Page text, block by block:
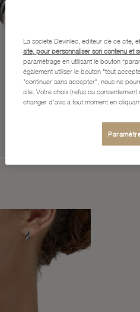
La société Devinlec, éditeur de ce site, et
site, pour personnaliser son contenu et
paramétrage en utilisant le bouton
également utiliser le bouton "tout
"continuer sans accepter", nous ne
site. Votre choix (refus ou
changer d'avis à tout moment en